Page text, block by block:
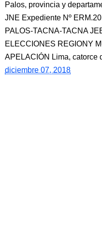
Palos, provincia y
JNE Expediente Nº
PALOS-TACNA-TACNA
ELECCIONES REGIONY
APELACIÓN Lima, catorce
diciembre 07, 2018